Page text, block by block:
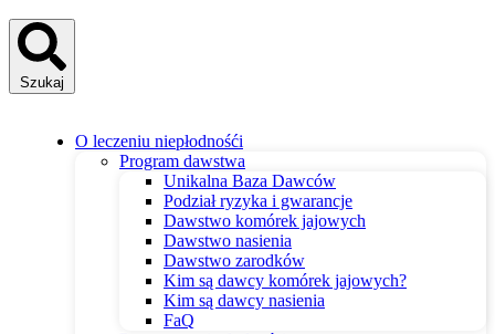
Szukaj
O leczeniu niepłodnośći
Program dawstwa
Unikalna Baza Dawców
Podział ryzyka i gwarancje
Dawstwo komórek jajowych
Dawstwo nasienia
Dawstwo zarodków
Kim są dawcy komórek jajowych?
Kim są dawcy nasienia
FaQ